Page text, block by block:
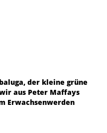
der kleine grüne
aus Peter Maffays
Erwachsenwerden